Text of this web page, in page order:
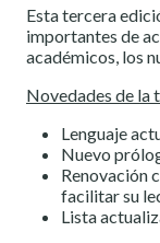
Esta tercera
importantes de
académicos, los
Novedades de la
Lenguaje
Nuevo
Renovación
facilitar su
Lista